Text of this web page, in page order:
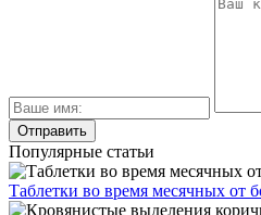
Популярные статьи
Таблетки во время месячных от